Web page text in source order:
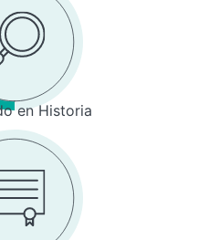
en Historia